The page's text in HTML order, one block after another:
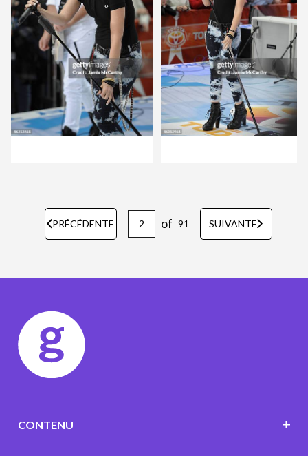
PRÉCÉDENTE of 91 SUIVANTE
CONTENU